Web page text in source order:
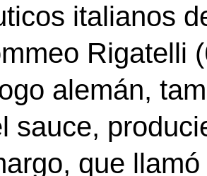
italianos
Rigatelli
alemán,
sauce,
que